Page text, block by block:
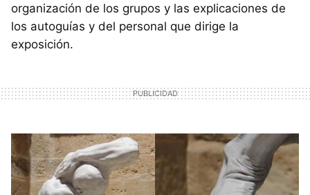
organización de los grupos y las explicaciones de
los autoguías y del personal que dirige la
exposición.